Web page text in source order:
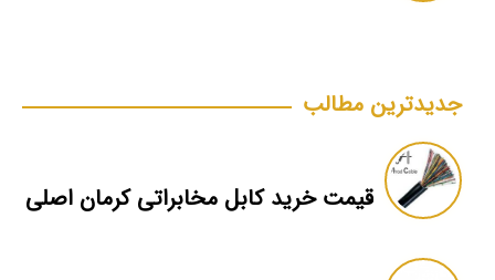
جدیدترین مطالب
قیمت خرید کابل مخابراتی کرمان اصلی